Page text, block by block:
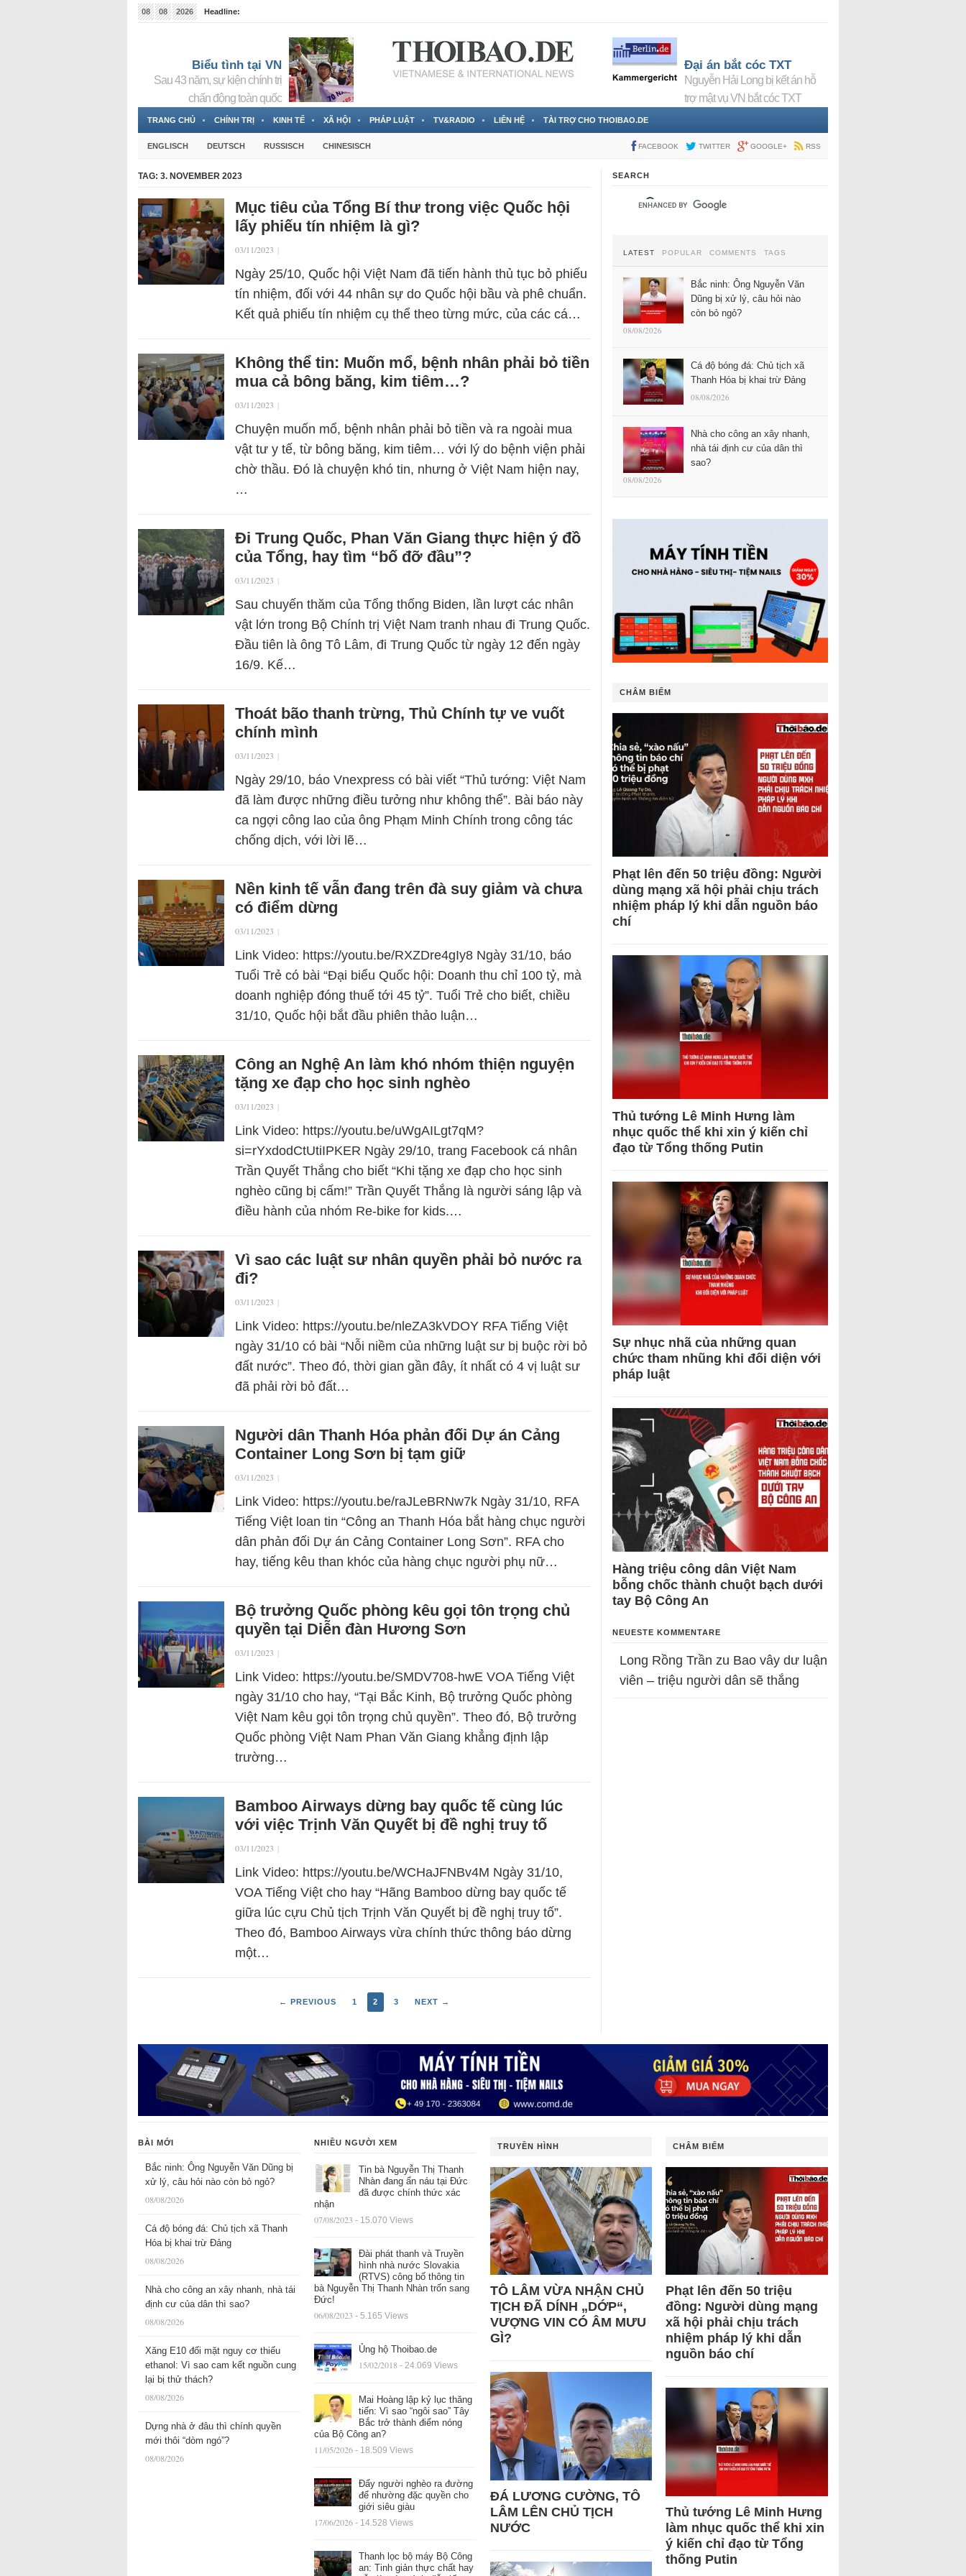
08 08 2026
Headline:
Biểu tình tại VN
Sau 43 năm, sự kiện chính trị
chấn động toàn quốc
Đại án bắt cóc TXT
Nguyễn Hải Long bị kết án hỗ
trợ mật vụ VN bắt cóc TXT
TRANG CHỦ CHÍNH TRỊ KINH TẾ XÃ HỘI PHÁP LUẬT TV&RADIO LIÊN HỆ TÀI TRỢ CHO THOIBAO.DE
ENGLISCH DEUTSCH RUSSISCH CHINESISCH FACEBOOK TWITTER GOOGLE+ RSS
TAG: 3. NOVEMBER 2023
Mục tiêu của Tổng Bí thư trong việc Quốc hội
lấy phiếu tín nhiệm là gì?
03/11/2023 |
Ngày 25/10, Quốc hội Việt Nam đã tiến hành thủ tục bỏ phiếu
tín nhiệm, đối với 44 nhân sự do Quốc hội bầu và phê chuẩn.
Kết quả phiếu tín nhiệm cụ thể theo từng mức, của các cá…
Không thể tin: Muốn mổ, bệnh nhân phải bỏ tiền
mua cả bông băng, kim tiêm…?
03/11/2023 |
Chuyện muốn mổ, bệnh nhân phải bỏ tiền và ra ngoài mua
vật tư y tế, từ bông băng, kim tiêm… với lý do bệnh viện phải
chờ thầu. Đó là chuyện khó tin, nhưng ở Việt Nam hiện nay,
…
Đi Trung Quốc, Phan Văn Giang thực hiện ý đồ
của Tổng, hay tìm “bố đỡ đầu”?
03/11/2023 |
Sau chuyến thăm của Tổng thống Biden, lần lượt các nhân
vật lớn trong Bộ Chính trị Việt Nam tranh nhau đi Trung Quốc.
Đầu tiên là ông Tô Lâm, đi Trung Quốc từ ngày 12 đến ngày
16/9. Kế…
Thoát bão thanh trừng, Thủ Chính tự ve vuốt
chính mình
03/11/2023 |
Ngày 29/10, báo Vnexpress có bài viết “Thủ tướng: Việt Nam
đã làm được những điều tưởng như không thể”. Bài báo này
ca ngợi công lao của ông Phạm Minh Chính trong công tác
chống dịch, với lời lẽ…
Nền kinh tế vẫn đang trên đà suy giảm và chưa
có điểm dừng
03/11/2023 |
Link Video: https://youtu.be/RXZDre4gIy8 Ngày 31/10, báo
Tuổi Trẻ có bài “Đại biểu Quốc hội: Doanh thu chỉ 100 tỷ, mà
doanh nghiệp đóng thuế tới 45 tỷ”. Tuổi Trẻ cho biết, chiều
31/10, Quốc hội bắt đầu phiên thảo luận…
Công an Nghệ An làm khó nhóm thiện nguyện
tặng xe đạp cho học sinh nghèo
03/11/2023 |
Link Video: https://youtu.be/uWgAILgt7qM?
si=rYxdodCtUtiIPKER Ngày 29/10, trang Facebook cá nhân
Trần Quyết Thắng cho biết “Khi tặng xe đạp cho học sinh
nghèo cũng bị cấm!” Trần Quyết Thắng là người sáng lập và
điều hành của nhóm Re-bike for kids.…
Vì sao các luật sư nhân quyền phải bỏ nước ra
đi?
03/11/2023 |
Link Video: https://youtu.be/nleZA3kVDOY RFA Tiếng Việt
ngày 31/10 có bài “Nỗi niềm của những luật sư bị buộc rời bỏ
đất nước”. Theo đó, thời gian gần đây, ít nhất có 4 vị luật sư
đã phải rời bỏ đất…
Người dân Thanh Hóa phản đối Dự án Cảng
Container Long Sơn bị tạm giữ
03/11/2023 |
Link Video: https://youtu.be/raJLeBRNw7k Ngày 31/10, RFA
Tiếng Việt loan tin “Công an Thanh Hóa bắt hàng chục người
dân phản đối Dự án Cảng Container Long Sơn”. RFA cho
hay, tiếng kêu than khóc của hàng chục người phụ nữ…
Bộ trưởng Quốc phòng kêu gọi tôn trọng chủ
quyền tại Diễn đàn Hương Sơn
03/11/2023 |
Link Video: https://youtu.be/SMDV708-hwE VOA Tiếng Việt
ngày 31/10 cho hay, “Tại Bắc Kinh, Bộ trưởng Quốc phòng
Việt Nam kêu gọi tôn trọng chủ quyền”. Theo đó, Bộ trưởng
Quốc phòng Việt Nam Phan Văn Giang khẳng định lập
trường…
Bamboo Airways dừng bay quốc tế cùng lúc
với việc Trịnh Văn Quyết bị đề nghị truy tố
03/11/2023 |
Link Video: https://youtu.be/WCHaJFNBv4M Ngày 31/10,
VOA Tiếng Việt cho hay “Hãng Bamboo dừng bay quốc tế
giữa lúc cựu Chủ tịch Trịnh Văn Quyết bị đề nghị truy tố”.
Theo đó, Bamboo Airways vừa chính thức thông báo dừng
một…
← PREVIOUS 1 2 3 NEXT →
SEARCH
LATEST POPULAR COMMENTS TAGS
Bắc ninh: Ông Nguyễn Văn
Dũng bị xử lý, câu hỏi nào
còn bỏ ngỏ?
08/08/2026
Cá độ bóng đá: Chủ tịch xã
Thanh Hóa bị khai trừ Đảng
08/08/2026
Nhà cho công an xây nhanh,
nhà tái định cư của dân thì
sao?
08/08/2026
CHÂM BIẾM
Phạt lên đến 50 triệu đồng: Người
dùng mạng xã hội phải chịu trách
nhiệm pháp lý khi dẫn nguồn báo
chí
Thủ tướng Lê Minh Hưng làm
nhục quốc thể khi xin ý kiến chỉ
đạo từ Tổng thống Putin
Sự nhục nhã của những quan
chức tham nhũng khi đối diện với
pháp luật
Hàng triệu công dân Việt Nam
bỗng chốc thành chuột bạch dưới
tay Bộ Công An
NEUESTE KOMMENTARE
Long Rồng Trần zu Bao vây dư luận
viên – triệu người dân sẽ thắng
BÀI MỚI
Bắc ninh: Ông Nguyễn Văn Dũng bị
xử lý, câu hỏi nào còn bỏ ngỏ?
08/08/2026
Cá độ bóng đá: Chủ tịch xã Thanh
Hóa bị khai trừ Đảng
08/08/2026
Nhà cho công an xây nhanh, nhà tái
định cư của dân thì sao?
08/08/2026
Xăng E10 đối mặt nguy cơ thiếu
ethanol: Vì sao cam kết nguồn cung
lại bị thử thách?
08/08/2026
Dựng nhà ở đâu thì chính quyền
mới thôi “dòm ngó”?
08/08/2026
NHIỀU NGƯỜI XEM
Tin bà Nguyễn Thị Thanh
Nhàn đang ẩn náu tại Đức
đã được chính thức xác
nhận
07/08/2023 - 15.070 Views
Đài phát thanh và Truyền
hình nhà nước Slovakia
(RTVS) công bố thông tin
bà Nguyễn Thị Thanh Nhàn trốn sang
Đức!
06/08/2023 - 5.165 Views
Ủng hộ Thoibao.de
15/02/2018 - 24.069 Views
Mai Hoàng lập kỷ lục thăng
tiến: Vì sao “ngôi sao” Tây
Bắc trở thành điểm nóng
của Bộ Công an?
11/05/2026 - 18.509 Views
Đẩy người nghèo ra đường
để nhường đặc quyền cho
giới siêu giàu
17/06/2026 - 14.528 Views
Thanh lọc bộ máy Bộ Công
an: Tinh giản thực chất hay
TRUYỀN HÌNH
TÔ LÂM VỪA NHẬN CHỦ
TỊCH ĐÃ DÍNH „DỚP“,
VƯỢNG VIN CÓ ÂM MƯU
GÌ?
ĐÁ LƯƠNG CƯỜNG, TÔ
LÂM LÊN CHỦ TỊCH
NƯỚC
CHÂM BIẾM
Phạt lên đến 50 triệu
đồng: Người dùng mạng
xã hội phải chịu trách
nhiệm pháp lý khi dẫn
nguồn báo chí
Thủ tướng Lê Minh Hưng
làm nhục quốc thể khi xin
ý kiến chỉ đạo từ Tổng
thống Putin